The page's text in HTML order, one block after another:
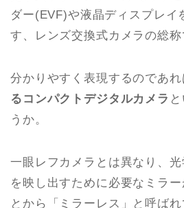
ダー(EVF)や液晶ディスプレイ
す、レンズ交換式カメラの総称
分かりやすく表現するのであれ
るコンパクトデジタルカメラ
うか。
一眼レフカメラとは異なり、
を映し出すために必要なミラ
とから「ミラーレス」と呼ばれ